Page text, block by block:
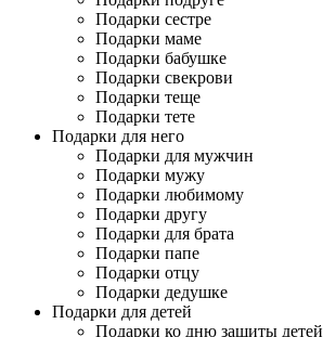
Подарки сестре
Подарки маме
Подарки бабушке
Подарки свекрови
Подарки теще
Подарки тете
Подарки для него
Подарки для мужчин
Подарки мужу
Подарки любимому
Подарки другу
Подарки для брата
Подарки папе
Подарки отцу
Подарки дедушке
Подарки для детей
Подарки ко дню защиты детей